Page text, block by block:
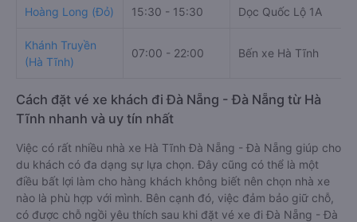
Hoàng Long (Đỏ) 15:30 - 15:30 Dọc Quốc Lộ 1A
Khánh Truyền
(Hà Tĩnh)
07:00 - 22:00 Bến xe Hà Tĩnh
Cách đặt vé xe khách đi Đà Nẵng - Đà Nẵng từ Hà
Tĩnh nhanh và uy tín nhất
Việc có rất nhiều nhà xe Hà Tĩnh Đà Nẵng - Đà Nẵng giúp cho
du khách có đa dạng sự lựa chọn. Đây cũng có thể là một
điều bất lợi làm cho hàng khách không biết nên chọn nhà xe
nào là phù hợp với mình. Bên cạnh đó, việc đảm bảo giữ chỗ,
có được chỗ ngồi yêu thích sau khi đặt vé xe đi Đà Nẵng - Đà